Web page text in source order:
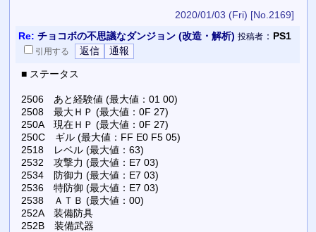
2020/01/03 (Fri) [No.2169]
Re: チョコボの不思議なダンジョン (改造・解析) 投稿者： PS1
引用する
■ ステータス
2506 あと経験値 (最大値：01 00)
2508 最大ＨＰ (最大値：0F 27)
250A 現在ＨＰ (最大値：0F 27)
250C ギル (最大値：FF E0 F5 05)
2518 レベル (最大値：63)
2532 攻撃力 (最大値：E7 03)
2534 防御力 (最大値：E7 03)
2536 特防御 (最大値：E7 03)
2538 ＡＴＢ (最大値：00)
252A 装備防具
252B 装備武器